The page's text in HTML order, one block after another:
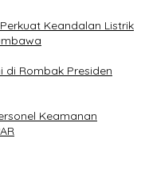
Keandalan Listrik
di Rombak Presiden
Keamanan